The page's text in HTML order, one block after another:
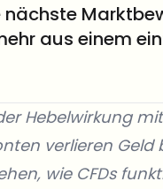
nächste
aus einem
Hebelwirkung
verlieren Geld
wie CFDs